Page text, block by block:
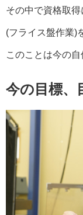
その中で資格取
(フライス盤作業)
このことは今の自
今の目標、